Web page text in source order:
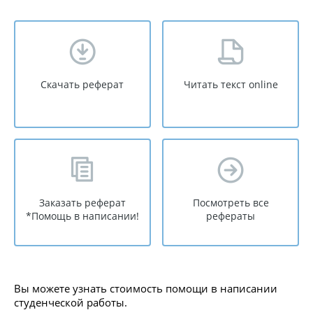
Скачать реферат Читать текст online
Заказать реферат
*Помощь в написании!
Посмотреть все
рефераты
Вы можете узнать стоимость помощи в написании
студенческой работы.